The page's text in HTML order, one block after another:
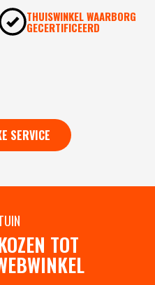
THUISWINKEL WAARBORG
GECERTIFICEERD
SERVICE
TOT